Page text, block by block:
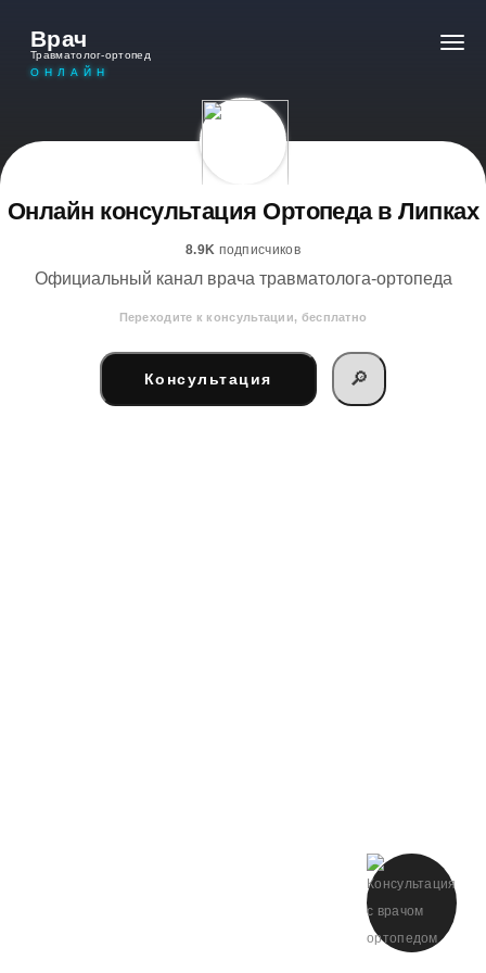
Врач
Травматолог-ортопед
ОНЛАЙН
Онлайн консультация Ортопеда в Липках
8.9K подписчиков
Официальный канал врача травматолога-ортопеда
Переходите к консультации, бесплатно
Консультация 🔎